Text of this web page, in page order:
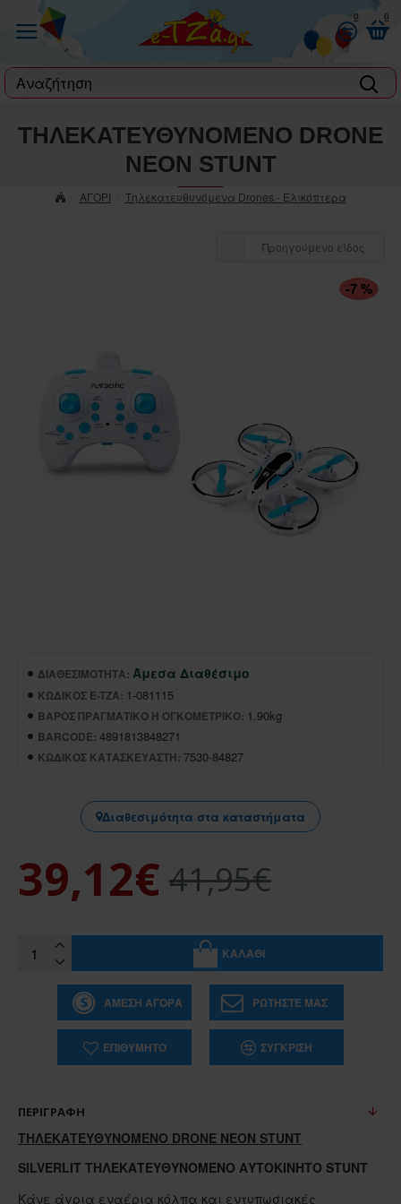
0 0
label
ΑΓΟΡΙ Τηλεκατευθυνόμενα Drones - Ελικόπτερα
ΤΗΛΕΚΑΤΕΥΘΥΝΟΜΕΝΟ DRONE
ΝΕΟΝ STUNT
Προηγούμενο είδος
-7 %
ΔΙΑΘΕΣΙΜΌΤΗΤΑ: Άμεσα Διαθέσιμο
ΚΩΔΙΚΌΣ E-TZA: 1-081115
ΒΆΡΟΣ ΠΡΑΓΜΑΤΙΚΌ Ή ΟΓΚΟΜΕΤΡΙΚΌ: 1.90kg
BARCODE: 4891813848271
ΚΩΔΙΚΌΣ ΚΑΤΑΣΚΕΥΑΣΤΉ: 7530-84827
Διαθεσιμότητα στα καταστήματα
39,12€ 41,95€
ΚΑΛΆΘΙ
ΆΜΕΣΗ ΑΓΟΡΆ ΡΩΤΉΣΤΕ ΜΑΣ
ΕΠΙΘΥΜΗΤΌ ΣΎΓΚΡΙΣΗ
ΠΕΡΙΓΡΑΦΉ
ΤΗΛΕΚΑΤΕΥΘΥΝΟΜΕΝΟ DRONE ΝΕΟΝ STUNT
SILVERLIT ΤΗΛΕΚΑΤΕΥΘΥΝΌΜΕΝΟ ΑΥΤΟΚΊΝΗΤΟ STUNT
Κάνε άγρια ​​εναέρια κόλπα και εντυπωσιακές